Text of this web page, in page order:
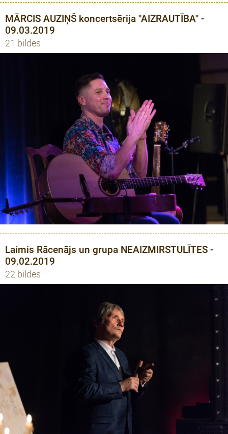
MĀRCIS AUZIŅŠ koncertsērija ''AIZRAUTĪBA'' -
09.03.2019
21 bildes
Laimis Rācenājs un grupa NEAIZMIRSTULĪTES -
09.02.2019
22 bildes